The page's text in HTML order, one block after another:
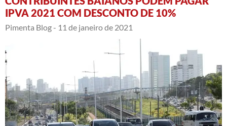
IPVA 2021 COM DESCONTO DE 10%
Pimenta Blog - 11 de janeiro de 2021